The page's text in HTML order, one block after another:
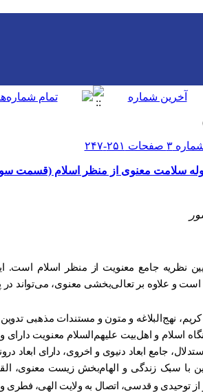
سلامت معنوی از منظر اسلام (قسمت
نظریه جامع معنویت از منظر اسلام است.
و علاوه بر تعالی‌بخشی معنوی، می‌تواند
کریم، نهج‌البلاغه و متون و مستندات مذهبی
نگاه اسلام و اهل‌بیت علیهم‌السلام معنویت
جامع ابعاد دنیوی و اخروی، دارای ابعاد
سبک زندگی و الهام‌بخش زیست معنوی،
توحیدی و قدسی، اتصال به ولایت الهی، فطری و